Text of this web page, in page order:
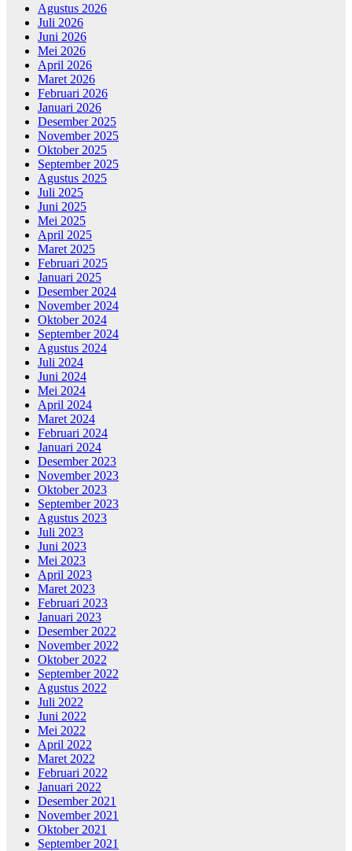
Agustus 2026
Juli 2026
Juni 2026
Mei 2026
April 2026
Maret 2026
Februari 2026
Januari 2026
Desember 2025
November 2025
Oktober 2025
September 2025
Agustus 2025
Juli 2025
Juni 2025
Mei 2025
April 2025
Maret 2025
Februari 2025
Januari 2025
Desember 2024
November 2024
Oktober 2024
September 2024
Agustus 2024
Juli 2024
Juni 2024
Mei 2024
April 2024
Maret 2024
Februari 2024
Januari 2024
Desember 2023
November 2023
Oktober 2023
September 2023
Agustus 2023
Juli 2023
Juni 2023
Mei 2023
April 2023
Maret 2023
Februari 2023
Januari 2023
Desember 2022
November 2022
Oktober 2022
September 2022
Agustus 2022
Juli 2022
Juni 2022
Mei 2022
April 2022
Maret 2022
Februari 2022
Januari 2022
Desember 2021
November 2021
Oktober 2021
September 2021